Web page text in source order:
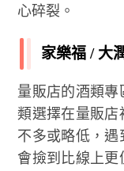
心碎裂。
家樂福 / 大
量販店的酒類
類選擇在量販店
不多或略低，
會撿到比線上